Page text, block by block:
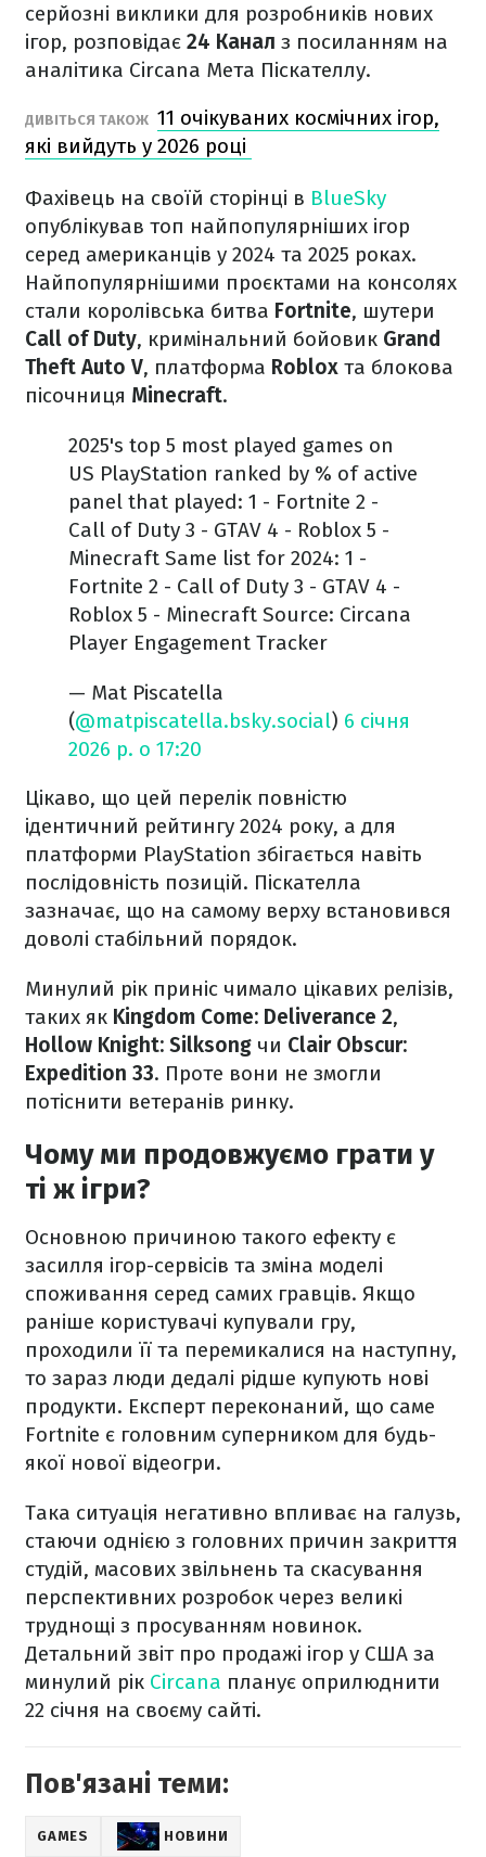
серйозні виклики для розробників нових
ігор, розповідає 24 Канал з посиланням на
аналітика Circana Мета Піскателлу.
ДИВІТЬСЯ ТАКОЖ 11 очікуваних космічних ігор,
які вийдуть у 2026 році
Фахівець на своїй сторінці в BlueSky
опублікував топ найпопулярніших ігор
серед американців у 2024 та 2025 роках.
Найпопулярнішими проєктами на консолях
стали королівська битва Fortnite, шутери
Call of Duty, кримінальний бойовик Grand
Theft Auto V, платформа Roblox та блокова
пісочниця Minecraft.
2025's top 5 most played games on
US PlayStation ranked by % of active
panel that played: 1 - Fortnite 2 -
Call of Duty 3 - GTAV 4 - Roblox 5 -
Minecraft Same list for 2024: 1 -
Fortnite 2 - Call of Duty 3 - GTAV 4 -
Roblox 5 - Minecraft Source: Circana
Player Engagement Tracker
— Mat Piscatella
(@matpiscatella.bsky.social) 6 січня
2026 р. о 17:20
Цікаво, що цей перелік повністю
ідентичний рейтингу 2024 року, а для
платформи PlayStation збігається навіть
послідовність позицій. Піскателла
зазначає, що на самому верху встановився
доволі стабільний порядок.
Минулий рік приніс чимало цікавих релізів,
таких як Kingdom Come: Deliverance 2,
Hollow Knight: Silksong чи Clair Obscur:
Expedition 33. Проте вони не змогли
потіснити ветеранів ринку.
Чому ми продовжуємо грати у
ті ж ігри?
Основною причиною такого ефекту є
засилля ігор-сервісів та зміна моделі
споживання серед самих гравців. Якщо
раніше користувачі купували гру,
проходили її та перемикалися на наступну,
то зараз люди дедалі рідше купують нові
продукти. Експерт переконаний, що саме
Fortnite є головним суперником для будь-
якої нової відеогри.
Така ситуація негативно впливає на галузь,
стаючи однією з головних причин закриття
студій, масових звільнень та скасування
перспективних розробок через великі
труднощі з просуванням новинок.
Детальний звіт про продажі ігор у США за
минулий рік Circana планує оприлюднити
22 січня на своєму сайті.
Пов'язані теми:
GAMES НОВИНИ